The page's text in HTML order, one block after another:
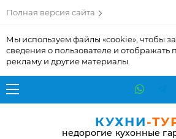
Полная версия сайта
Мы используем файлы «cookie», чтобы
сведения о пользователе и отображать
рекламу и другие материалы.
КУХНИ-
недорогие кухонные